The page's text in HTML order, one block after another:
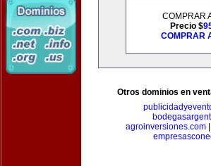
COMPRAR
Precio $
COMPRAR
Otros dominios en
agroinversiones.com